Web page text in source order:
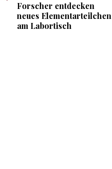
Forscher entdecken
neues Elementarteilchen
am Labortisch